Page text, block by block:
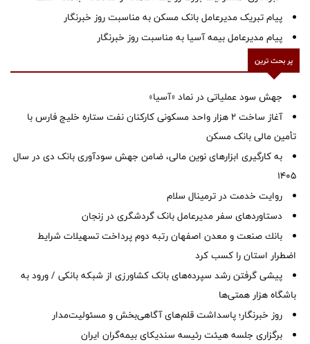
پیام تبریک مدیرعامل بانک مسکن به مناسبت روز خبرنگار
پیام مدیرعامل بیمه آسیا به مناسبت روز خبرنگار
پر بحث ترین
جهش سود عملیاتی در نماد «آسیا»
آغاز ساخت ۲ هزار واحد مسکونی کارکنان نفت ستاره خلیج فارس با
تأمین مالی بانک مسکن
به کارگیری ابزارهای نوین مالی، ضامن جهش سودآوری بانک دی در سال
1405
روایت خدمت در ترمینال سلام
دستاوردهای سفر مدیرعامل بانک گردشگری در زنجان
بانك صنعت و معدن اصفهان رتبه دوم پرداخت تسهیلات شرایط
اضطرار استان را كسب كرد
پیشی گرفتن رشد سپرده‌های بانک کشاورزی از شبکه بانکی / ورود به
باشگاه هزار همتی‌ها
روز خبرنگار؛ پاسداشت قلم‌های آگاهی‌بخش و مسئولیت‌مدار
برگزاری جلسه هیئت رئیسه سندیکای بیمه‌گران ایران